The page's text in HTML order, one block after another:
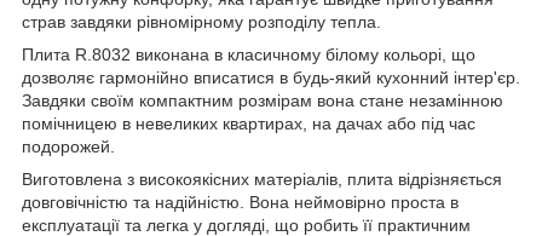
страв завдяки рівномірному розподілу тепла.
Плита R.8032 виконана в класичному білому кольорі, що
дозволяє гармонійно вписатися в будь-який кухонний інтер'єр.
Завдяки своїм компактним розмірам вона стане незамінною
помічницею в невеликих квартирах, на дачах або під час
подорожей.
Виготовлена ​​з високоякісних матеріалів, плита відрізняється
довговічністю та надійністю. Вона неймовірно проста в
експлуатації та легка у догляді, що робить її практичним